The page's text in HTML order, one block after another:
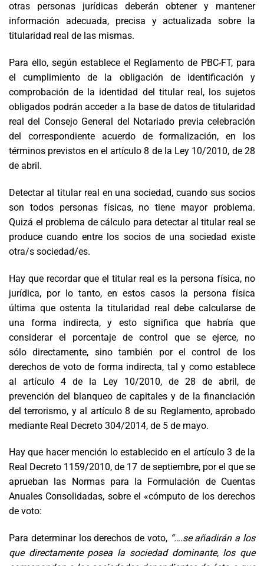
otras personas jurídicas deberán obtener y mantener
información adecuada, precisa y actualizada sobre la
titularidad real de las mismas.
Para ello, según establece el Reglamento de PBC-FT, para
el cumplimiento de la obligación de identificación y
comprobación de la identidad del titular real, los sujetos
obligados podrán acceder a la base de datos de titularidad
real del Consejo General del Notariado previa celebración
del correspondiente acuerdo de formalización, en los
términos previstos en el artículo 8 de la Ley 10/2010, de 28
de abril.
Detectar al titular real en una sociedad, cuando sus socios
son todos personas físicas, no tiene mayor problema.
Quizá el problema de cálculo para detectar al titular real se
produce cuando entre los socios de una sociedad existe
otra/s sociedad/es.
Hay que recordar que el titular real es la persona física, no
jurídica, por lo tanto, en estos casos la persona física
última que ostenta la titularidad real debe calcularse de
una forma indirecta, y esto significa que habría que
considerar el porcentaje de control que se ejerce, no
sólodirectamente, sino también por el control de los
derechos de votode forma indirecta, tal y como establece
al artículo 4 de la Ley 10/2010, de 28 de abril, de
prevención del blanqueo de capitales y de la financiación
del terrorismo, y al artículo 8 de su Reglamento, aprobado
mediante Real Decreto 304/2014, de 5 de mayo.
Hay que hacer mención loestablecido en el artículo 3 de la
Real Decreto 1159/2010, de 17 de septiembre, por el que se
aprueban las Normas para la Formulación de Cuentas
Anuales Consolidadas, sobre el «cómputo de los derechos
de voto:
Para determinar los derechos de voto, “….se añadirán a los
que directamente posea la sociedad dominante, los que